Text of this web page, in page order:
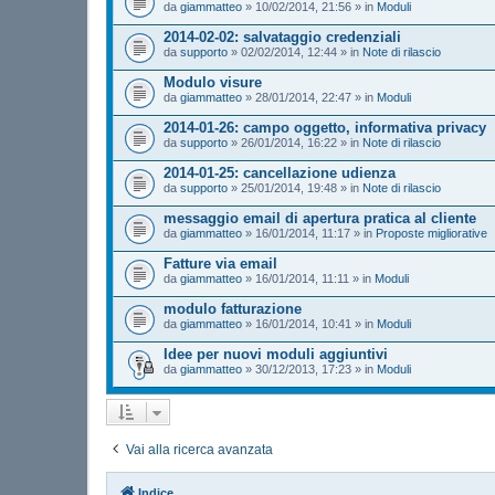
da giammatteo » 10/02/2014, 21:56 » in Moduli
2014-02-02: salvataggio credenziali
da supporto » 02/02/2014, 12:44 » in Note di rilascio
Modulo visure
da giammatteo » 28/01/2014, 22:47 » in Moduli
2014-01-26: campo oggetto, informativa privacy
da supporto » 26/01/2014, 16:22 » in Note di rilascio
2014-01-25: cancellazione udienza
da supporto » 25/01/2014, 19:48 » in Note di rilascio
messaggio email di apertura pratica al cliente
da giammatteo » 16/01/2014, 11:17 » in Proposte migliorative
Fatture via email
da giammatteo » 16/01/2014, 11:11 » in Moduli
modulo fatturazione
da giammatteo » 16/01/2014, 10:41 » in Moduli
Idee per nuovi moduli aggiuntivi
da giammatteo » 30/12/2013, 17:23 » in Moduli
Vai alla ricerca avanzata
Indice